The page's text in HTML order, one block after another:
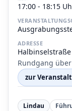
17:00 - 18:15
ADRESSE
Rundgang
zur
Lindau